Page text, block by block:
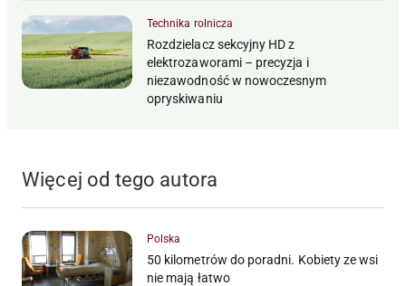
Technika rolnicza
Rozdzielacz sekcyjny HD z
elektrozaworami – precyzja i
niezawodność w nowoczesnym
opryskiwaniu
Więcej od tego autora
Polska
50 kilometrów do poradni. Kobiety ze wsi
nie mają łatwo